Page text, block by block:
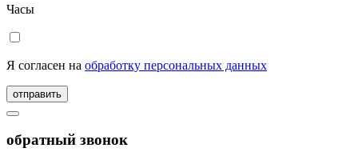
Часы
Я согласен на обработку персональных данных
отправить
обратный звонок